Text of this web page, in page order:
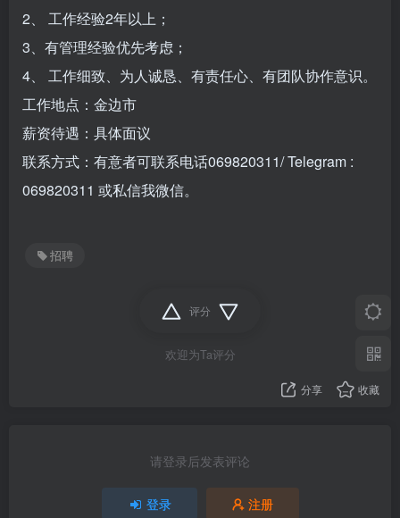
2、 工作经验2年以上；
3、有管理经验优先考虑；
4、 工作细致、为人诚恳、有责任心、有团队协作意识。
工作地点：金边市
薪资待遇：具体面议
联系方式：有意者可联系电话069820311/ Telegram :
069820311 或私信我微信。
招聘
评分
欢迎为Ta评分
分享 收藏
请登录后发表评论
登录 注册